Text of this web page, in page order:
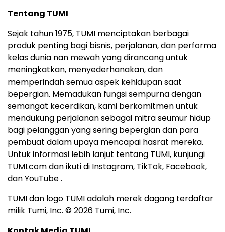
Tentang TUMI
Sejak tahun 1975, TUMI menciptakan berbagai
produk penting bagi bisnis, perjalanan, dan performa
kelas dunia nan mewah yang dirancang untuk
meningkatkan, menyederhanakan, dan
memperindah semua aspek kehidupan saat
bepergian. Memadukan fungsi sempurna dengan
semangat kecerdikan, kami berkomitmen untuk
mendukung perjalanan sebagai mitra seumur hidup
bagi pelanggan yang sering bepergian dan para
pembuat dalam upaya mencapai hasrat mereka.
Untuk informasi lebih lanjut tentang TUMI, kunjungi
TUMI.com dan ikuti di Instagram, TikTok, Facebook,
dan YouTube .
TUMI dan logo TUMI adalah merek dagang terdaftar
milik Tumi, Inc. © 2026 Tumi, Inc.